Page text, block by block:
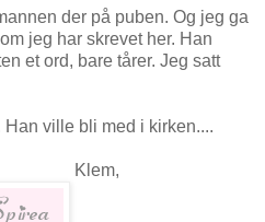
der på puben. Og jeg ga
jeg har skrevet her. Han
et ord, bare tårer. Jeg satt
ville bli med i kirken....